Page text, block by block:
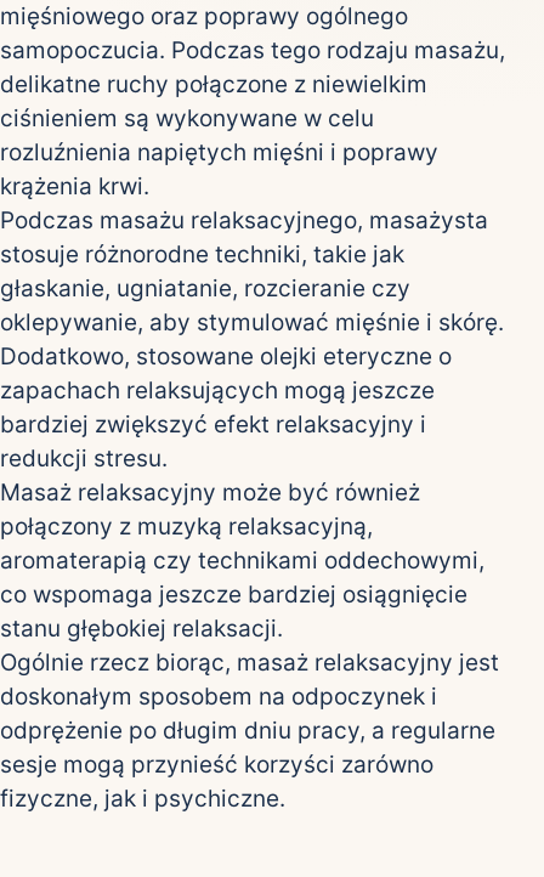
mięśniowego oraz poprawy ogólnego
samopoczucia. Podczas tego rodzaju masażu,
delikatne ruchy połączone z niewielkim
ciśnieniem są wykonywane w celu
rozluźnienia napiętych mięśni i poprawy
krążenia krwi.
Podczas masażu relaksacyjnego, masażysta
stosuje różnorodne techniki, takie jak
głaskanie, ugniatanie, rozcieranie czy
oklepywanie, aby stymulować mięśnie i skórę.
Dodatkowo, stosowane olejki eteryczne o
zapachach relaksujących mogą jeszcze
bardziej zwiększyć efekt relaksacyjny i
redukcji stresu.
Masaż relaksacyjny może być również
połączony z muzyką relaksacyjną,
aromaterapią czy technikami oddechowymi,
co wspomaga jeszcze bardziej osiągnięcie
stanu głębokiej relaksacji.
Ogólnie rzecz biorąc, masaż relaksacyjny jest
doskonałym sposobem na odpoczynek i
odprężenie po długim dniu pracy, a regularne
sesje mogą przynieść korzyści zarówno
fizyczne, jak i psychiczne.